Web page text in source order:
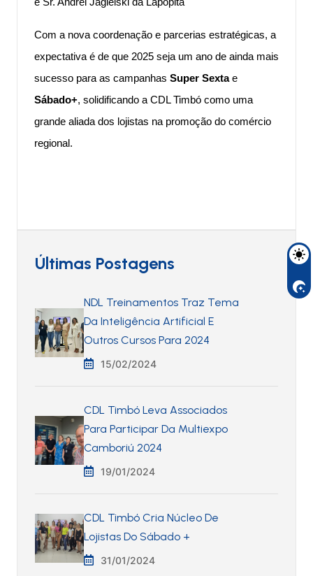
e Sr. Andrei Jagielski da Lapopita
Com a nova coordenação e parcerias estratégicas, a
expectativa é de que 2025 seja um ano de ainda mais
sucesso para as campanhas Super Sextae
Sábado+, solidificando a CDL Timbó como uma
grande aliada dos lojistas na promoção do comércio
regional.
Últimas Postagens
NDL Treinamentos Traz Tema
Da Inteligência Artificial E
Outros Cursos Para 2024
15/02/2024
CDL Timbó Leva Associados
Para Participar Da Multiexpo
Camboriú 2024
19/01/2024
CDL Timbó Cria Núcleo De
Lojistas Do Sábado +
31/01/2024